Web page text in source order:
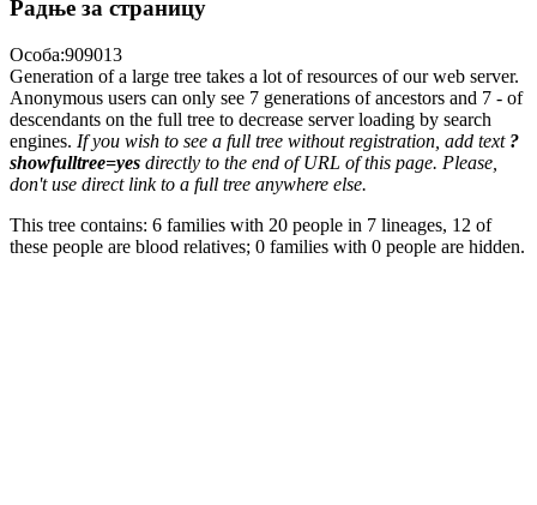
Радње за страницу
Особа:909013
Generation of a large tree takes a lot of resources of our web server.
Anonymous users can only see 7 generations of ancestors and 7 - of
descendants on the full tree to decrease server loading by search
engines. If you wish to see a full tree without registration, add text ?
showfulltree=yes directly to the end of URL of this page. Please,
don't use direct link to a full tree anywhere else.
This tree contains: 6 families with 20 people in 7 lineages, 12 of
these people are blood relatives; 0 families with 0 people are hidden.